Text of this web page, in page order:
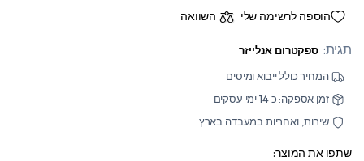
הוספה לרשימה שלי השוואה
תגית: ספקטרום אנלייזר
המחיר כולל ייבוא ומיסים
זמן אספקה: כ 14 ימי עסקים
שירות, ואחריות במעבדה בארץ
שתפו את המוצר: